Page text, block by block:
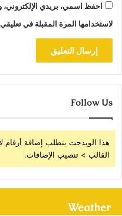
احفظ اسمي، بريدي الإلكتروني،
لاستخدامها المرة المقبلة في
Follow Us
هذا الويدجت يتطلب إضافة أرقام
القالب > تنصيب الإضافات.
Weather